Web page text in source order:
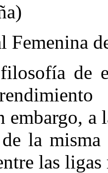
Femenina
de
embargo,
la
las